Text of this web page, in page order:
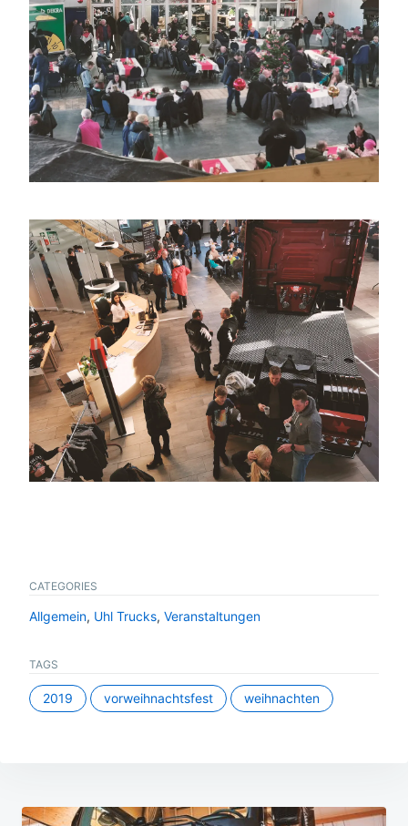
CATEGORIES
Allgemein, Uhl Trucks, Veranstaltungen
TAGS
2019 vorweihnachtsfest weihnachten
Beitragsnavigation